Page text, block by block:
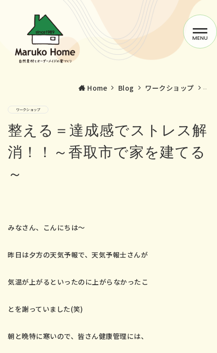
MENU
Home Blog ワークショップ 整
ワークショップ
整える＝達成感でストレス解
消！！～香取市で家を建てる
～
みなさん、こんにちは～
昨日は夕方の天気予報で、天気予報士さんが
気温が上がるといったのに上がらなかったこ
とを謝っていました(笑)
朝と晩特に寒いので、皆さん健康管理には、
マルコーホームの家づくり
施工事例